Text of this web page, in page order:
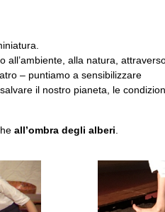
all’ambiente, alla natura,
– puntiamo a sensibilizzare
il nostro pianeta, le
all’ombra degli alberi